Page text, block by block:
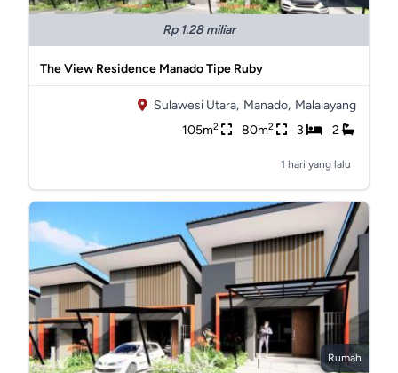
Rp 1.28 miliar
The View Residence Manado Tipe Ruby
Sulawesi Utara, Manado, Malalayang
105m2 80m2 3 2
1 hari yang lalu
Rumah